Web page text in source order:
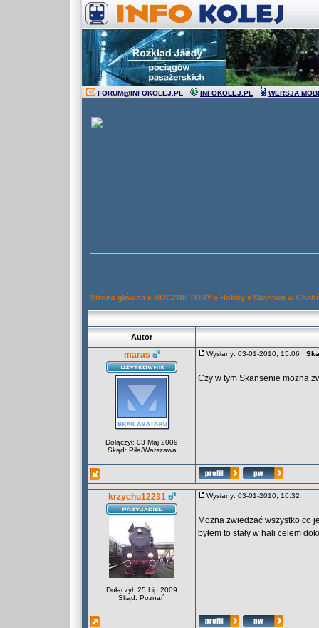
FORUM@INFOKOLEJ.PL INFOKOLEJ.PL WERSJA
Strona główna » BOCZNE TORY » Hobby » Skansen w
Autor
maras
Dołączył: 03 Maj 2009
Skąd: Piła/Warszawa
Wysłany: 03-01-2010, 15:06
Czy w tym Skansenie można
krzychu12231
Dołączył: 25 Lip 2009
Skąd: Poznań
Wysłany: 03-01-2010, 16:32
Można zwiedzać wszystko co
byłem to stały w hali celem